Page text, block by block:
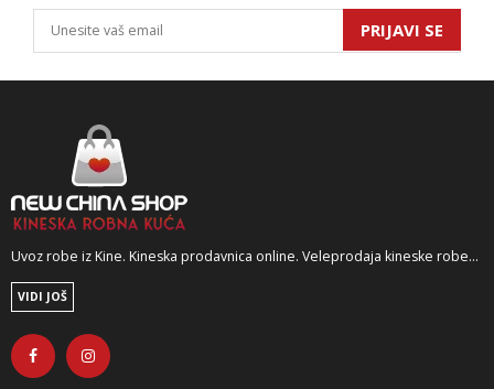
PRIJAVI SE
Uvoz robe iz Kine. Kineska prodavnica online. Veleprodaja kineske robe...
VIDI JOŠ